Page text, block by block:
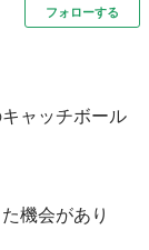
フォローする
ャッチボール
機会があり